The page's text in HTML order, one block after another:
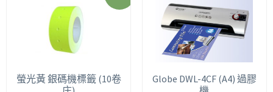
螢光黃 銀碼機標籤 (10卷
Globe DWL-4CF (A4) 過膠